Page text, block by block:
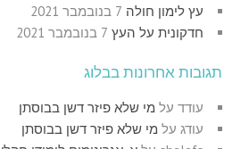
עץ לימון חולה 7 בנובמבר 2021
חדקונית על העץ 7 בנובמבר 2021
תגובות אחרונות בבלוג
עודד על מי שלא פיזר דשן בבוסתן
עודג על מי שלא פיזר דשן בבוסתן